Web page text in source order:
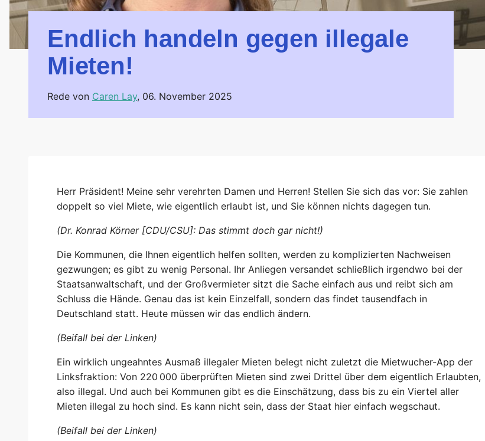
Endlich handeln gegen illegale
Mieten!
Rede von Caren Lay, 06. November 2025
Herr Präsident! Meine sehr verehrten Damen und Herren! Stellen Sie sich das vor: Sie zahlen
doppelt so viel Miete, wie eigentlich erlaubt ist, und Sie können nichts dagegen tun.
(Dr. Konrad Körner [CDU/CSU]: Das stimmt doch gar nicht!)
Die Kommunen, die Ihnen eigentlich helfen sollten, werden zu komplizierten Nachweisen
gezwungen; es gibt zu wenig Personal. Ihr Anliegen versandet schließlich irgendwo bei der
Staatsanwaltschaft, und der Großvermieter sitzt die Sache einfach aus und reibt sich am
Schluss die Hände. Genau das ist kein Einzelfall, sondern das findet tausendfach in
Deutschland statt. Heute müssen wir das endlich ändern.
(Beifall bei der Linken)
Ein wirklich ungeahntes Ausmaß illegaler Mieten belegt nicht zuletzt die Mietwucher-App der
Linksfraktion: Von 220 000 überprüften Mieten sind zwei Drittel über dem eigentlich Erlaubten,
also illegal. Und auch bei Kommunen gibt es die Einschätzung, dass bis zu ein Viertel aller
Mieten illegal zu hoch sind. Es kann nicht sein, dass der Staat hier einfach wegschaut.
(Beifall bei der Linken)